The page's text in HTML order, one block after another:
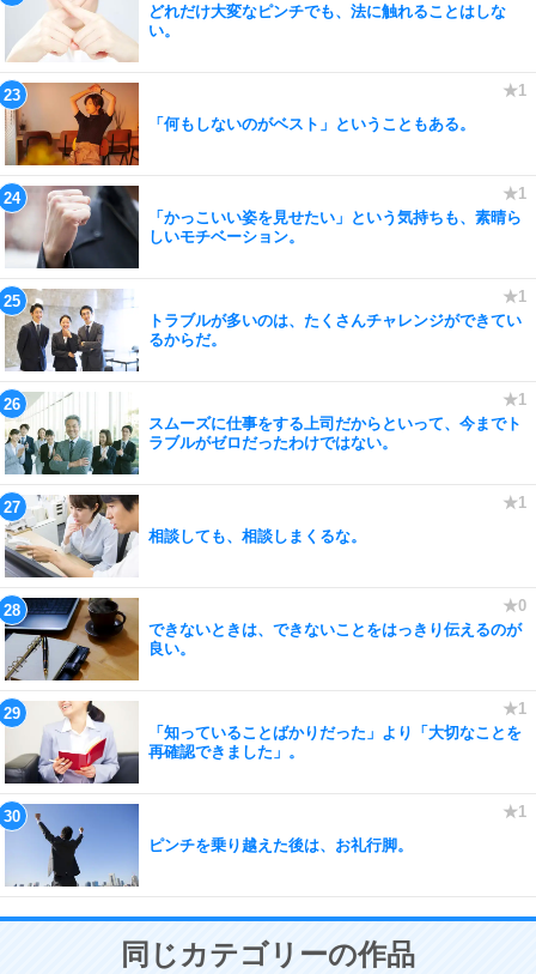
どれだけ大変なピンチでも、法に触れることはしな
い。
「何もしないのがベスト」ということもある。
「かっこいい姿を見せたい」という気持ちも、素晴ら
しいモチベーション。
トラブルが多いのは、たくさんチャレンジができてい
るからだ。
スムーズに仕事をする上司だからといって、今までト
ラブルがゼロだったわけではない。
相談しても、相談しまくるな。
できないときは、できないことをはっきり伝えるのが
良い。
「知っていることばかりだった」より「大切なことを
再確認できました」。
ピンチを乗り越えた後は、お礼行脚。
同じカテゴリーの作品